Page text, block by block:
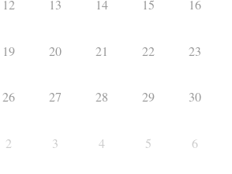
12 13 14 15 16
19 20 21 22 23
26 27 28 29 30
2 3 4 5 6